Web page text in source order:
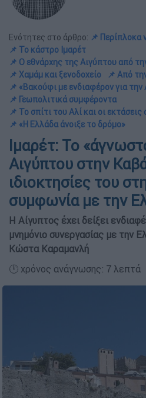
Ενότητες στο άρθρο: 📌 Περίπλοκα
📌 Το κάστρο Ιμαρέτ
📌 Ο εθνάρχης της Αιγύπτου από
📌 Χαμάμ και ξενοδοχείο
📌 Από
📌 «Βακούφι με ενδιαφέρον για την
📌 Γεωπολιτικά συμφέροντα
📌 Το σπίτι του Αλί και οι
📌 «Η Ελλάδα άνοιξε το δρόμο»
Ιμαρέτ: Το
Αιγύπτου στην
ιδιοκτησίες του
συμφωνία με την
Η Αίγυπτος έχει δείξει
μνημόνιο συνεργασίας με την
Κώστα Καραμανλή
🕛 χρόνος ανάγνωσης: 7 λεπτά